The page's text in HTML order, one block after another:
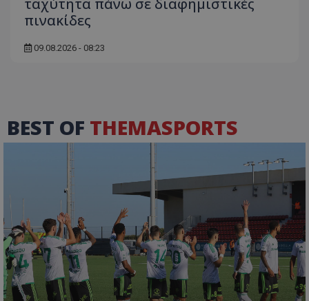
πινακίδες
09.08.2026 - 08:23
BEST OF THEMASPORTS